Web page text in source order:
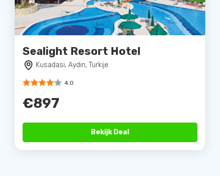
Sealight Resort Hotel
Kusadasi, Aydin, Turkije
4.0
€897
Bekijk Deal